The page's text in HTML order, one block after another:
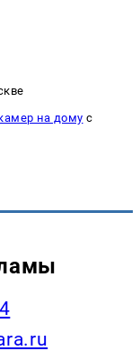
на дому с